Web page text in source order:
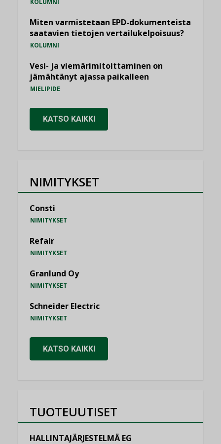
KOLUMNI
Miten varmistetaan EPD-dokumenteista
saatavien tietojen vertailukelpoisuus?
KOLUMNI
Vesi- ja viemärimitoittaminen on
jämähtänyt ajassa paikalleen
MIELIPIDE
KATSO KAIKKI
NIMITYKSET
Consti
NIMITYKSET
Refair
NIMITYKSET
Granlund Oy
NIMITYKSET
Schneider Electric
NIMITYKSET
KATSO KAIKKI
TUOTEUUTISET
HALLINTAJÄRJESTELMÄ EG